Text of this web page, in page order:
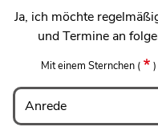
Ja, ich möchte
und Termine an
Mit einem Sternchen ( )
Anrede